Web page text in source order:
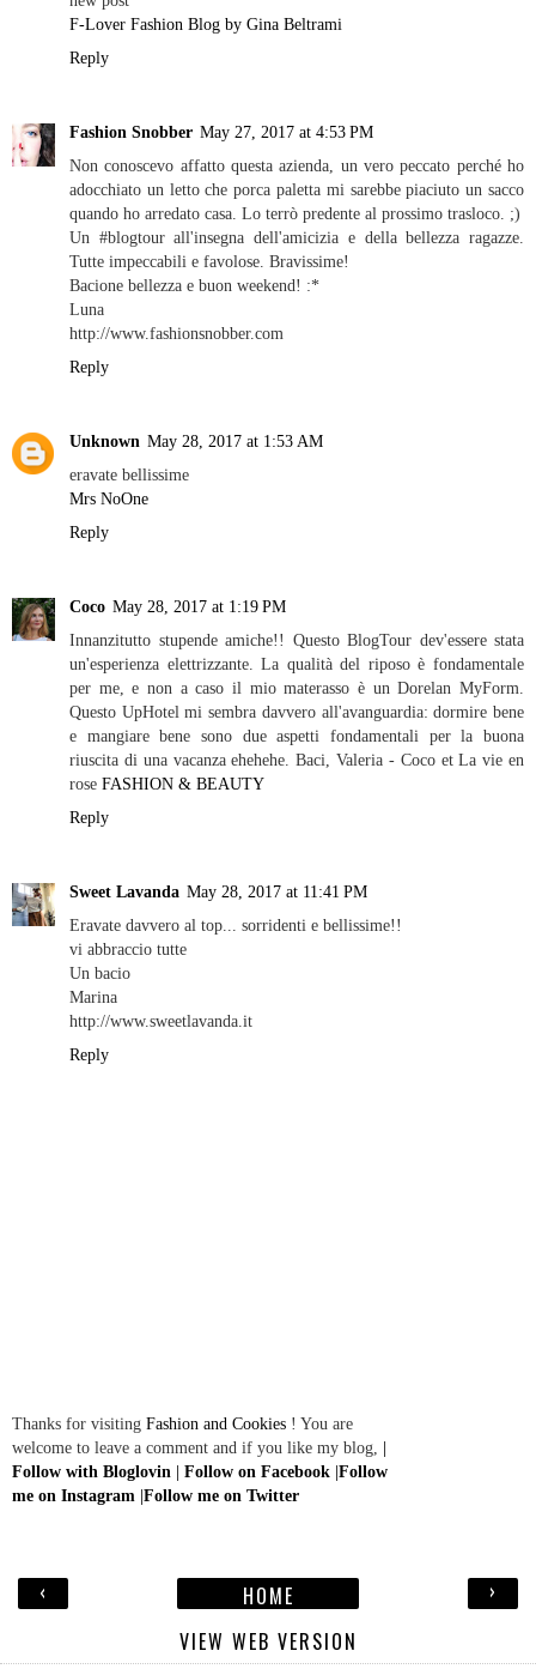
F-Lover Fashion Blog by Gina Beltrami
Reply
Fashion Snobber May 27, 2017 at 4:53 PM
Non conoscevo affatto questa azienda, un vero peccato perché ho
adocchiato un letto che porca paletta mi sarebbe piaciuto un sacco
quando ho arredato casa. Lo terrò predente al prossimo trasloco. ;)
Un #blogtour all'insegna dell'amicizia e della bellezza ragazze.
Tutte impeccabili e favolose. Bravissime!
Bacione bellezza e buon weekend! :*
Luna
http://www.fashionsnobber.com
Reply
Unknown May 28, 2017 at 1:53 AM
eravate bellissime
Mrs NoOne
Reply
Coco May 28, 2017 at 1:19 PM
Innanzitutto stupende amiche!! Questo BlogTour dev'essere stata
un'esperienza elettrizzante. La qualità del riposo è fondamentale
per me, e non a caso il mio materasso è un Dorelan MyForm.
Questo UpHotel mi sembra davvero all'avanguardia: dormire bene
e mangiare bene sono due aspetti fondamentali per la buona
riuscita di una vacanza ehehehe. Baci, Valeria - Coco et La vie en
rose FASHION & BEAUTY
Reply
Sweet Lavanda May 28, 2017 at 11:41 PM
Eravate davvero al top... sorridenti e bellissime!!
vi abbraccio tutte
Un bacio
Marina
http://www.sweetlavanda.it
Reply
Thanks for visiting Fashion and Cookies ! You are
welcome to leave a comment and if you like my blog, |
Follow with Bloglovin | Follow on Facebook |Follow
me on Instagram |Follow me on Twitter
‹ ›
HOME
VIEW WEB VERSION